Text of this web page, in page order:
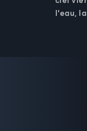
l'eau,